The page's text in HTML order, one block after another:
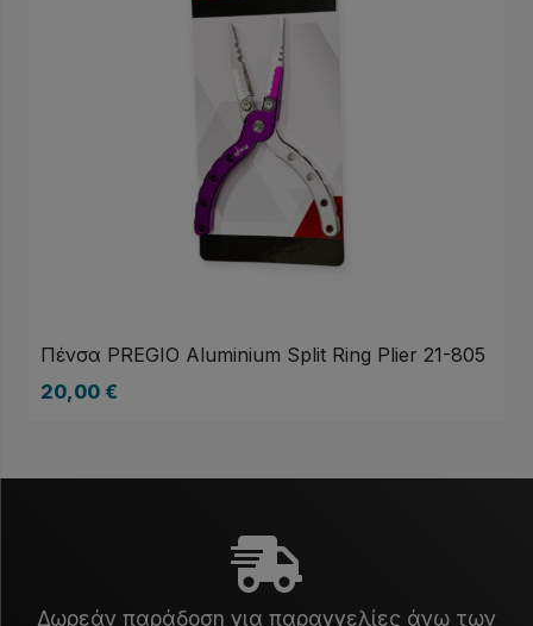
Πένσα PREGIO Aluminium Split Ring Plier 21-805
20,00 €
Δωρεάν παράδοση για παραγγελίες άνω των